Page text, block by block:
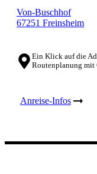
Von-Buschhof
67251 Freinsheim
Ein Klick auf die
Routenplanung mit
Anreise-Infos